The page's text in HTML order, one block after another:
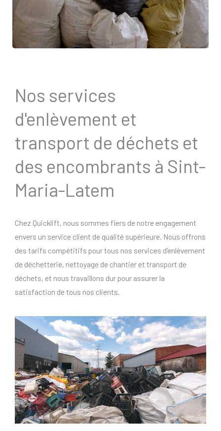
Nos services
d'enlèvement et
transport de déchets et
des encombrants à Sint-
Maria-Latem
Chez Quicklift, nous sommes fiers de notre engagement
envers un service client de qualité supérieure. Nous offrons
des tarifs compétitifs pour tous nos services d’enlèvement
de déchetterie, nettoyage de chantier et transport de
déchets, et nous travaillons dur pour assurer la
satisfaction de tous nos clients.